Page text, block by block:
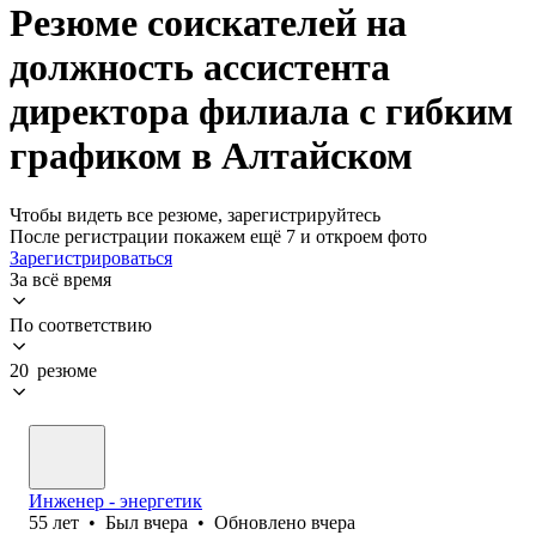
Резюме соискателей на
должность ассистента
директора филиала с гибким
графиком в Алтайском
Чтобы видеть все резюме, зарегистрируйтесь
После регистрации покажем ещё 7 и откроем фото
Зарегистрироваться
За всё время
По соответствию
20 резюме
Инженер - энергетик
55 лет • Был вчера • Обновлено вчера